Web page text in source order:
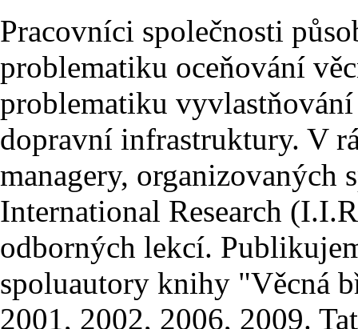
Pracovníci společnosti
problematiku oceňování
problematiku
dopravní infrastruktury. V
managery, organizovaných
International Research
odborných lekcí.
spoluautory knihy "Věcná
2001, 2002, 2006, 2009.